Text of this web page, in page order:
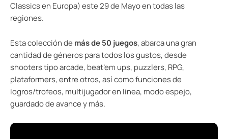
Classics en Europa) este 29 de Mayo en todas las
regiones.
Esta colección de más de 50 juegos, abarca una gran
cantidad de géneros para todos los gustos, desde
shooters tipo arcade, beat’em ups, puzzlers, RPG,
plataformers, entre otros, así como funciones de
logros/trofeos, multijugador en linea, modo espejo,
guardado de avance y más.